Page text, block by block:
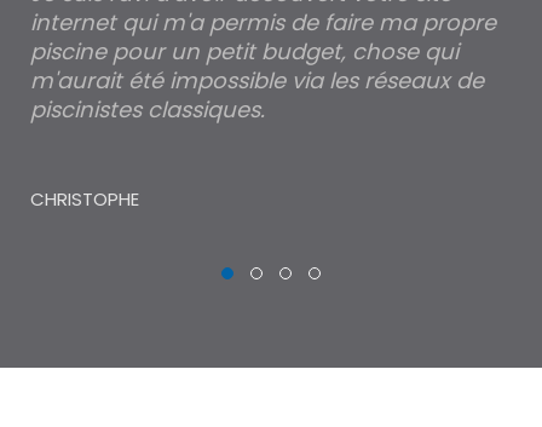
internet qui m'a permis de faire ma propre
piscine pour un petit budget, chose qui
m'aurait été impossible via les réseaux de
piscinistes classiques.
CHRISTOPHE